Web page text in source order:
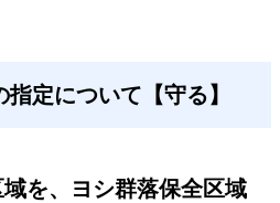
定について【守る】
を、ヨシ群落保全区域